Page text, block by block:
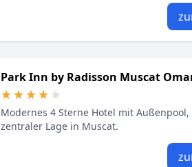
Park Inn by Radisson Muscat
★★★★★
★★★★★
Modernes 4 Sterne Hotel mit
zentraler Lage in Muscat.